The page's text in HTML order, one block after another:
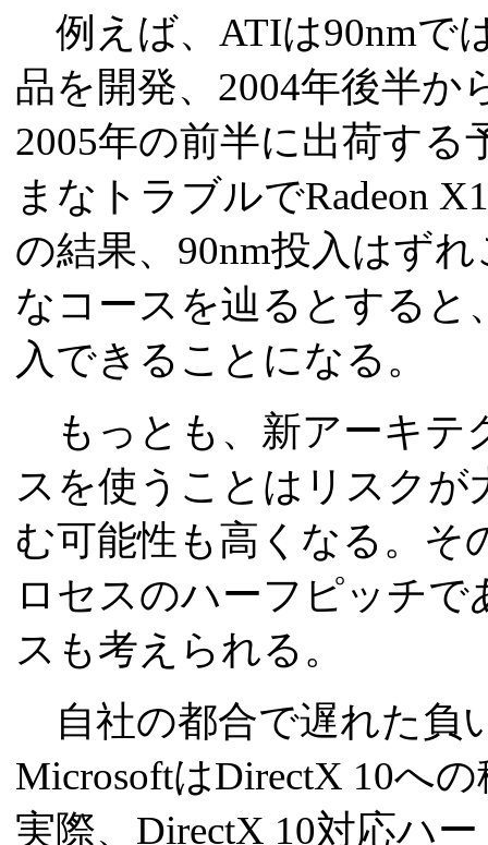
例えば、ATIは90nmで
品を開発、2004年後半
2005年の前半に出荷す
まなトラブルでRadeon
の結果、90nm投入はず
なコースを辿るとすると
入できることになる。
もっとも、新アーキテ
スを使うことはリスクが
む可能性も高くなる。そ
ロセスのハーフピッチで
スも考えられる。
自社の都合で遅れた負
MicrosoftはDirectX 10へ
実際、DirectX 10対応ハ